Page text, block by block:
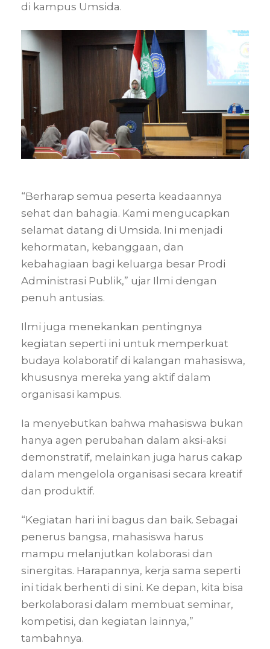
di kampus Umsida.
“Berharap semua peserta keadaannya
sehat dan bahagia. Kami mengucapkan
selamat datang di Umsida. Ini menjadi
kehormatan, kebanggaan, dan
kebahagiaan bagi keluarga besar Prodi
Administrasi Publik,” ujar Ilmi dengan
penuh antusias.
Ilmi juga menekankan pentingnya
kegiatan seperti ini untuk memperkuat
budaya kolaboratif di kalangan mahasiswa,
khususnya mereka yang aktif dalam
organisasi kampus.
Ia menyebutkan bahwa mahasiswa bukan
hanya agen perubahan dalam aksi-aksi
demonstratif, melainkan juga harus cakap
dalam mengelola organisasi secara kreatif
dan produktif.
“Kegiatan hari ini bagus dan baik. Sebagai
penerus bangsa, mahasiswa harus
mampu melanjutkan kolaborasi dan
sinergitas. Harapannya, kerja sama seperti
ini tidak berhenti di sini. Ke depan, kita bisa
berkolaborasi dalam membuat seminar,
kompetisi, dan kegiatan lainnya,”
tambahnya.